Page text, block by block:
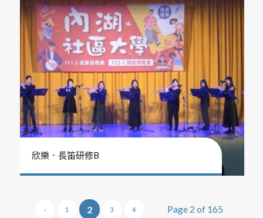
欣樂．長笛研修B
Page 2 of 165
‹ 1 2 3 4